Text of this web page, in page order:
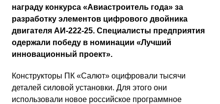
награду конкурса «Авиастроитель года» за
разработку элементов цифрового двойника
двигателя АИ-222-25. Специалисты предприятия
одержали победу в номинации «Лучший
инновационный проект».
Конструкторы ПК «Салют» оцифровали тысячи
деталей силовой установки. Для этого они
использовали новое российское программное